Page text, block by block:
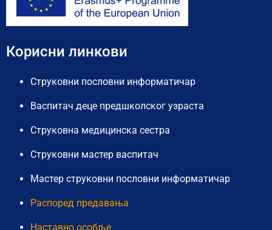
Корисни линкови
Струковни пословни информатичар
Васпитач деце предшколског узраста
Струковна медицинска сестра
Струковни мастер васпитач
Мастер струковни пословни информатичар
Распоред предавања
Наставно особље